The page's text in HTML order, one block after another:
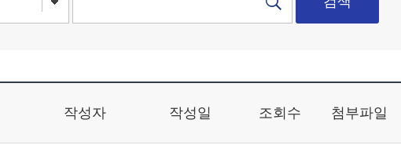
작성자 작성일 조회수 첨부파일